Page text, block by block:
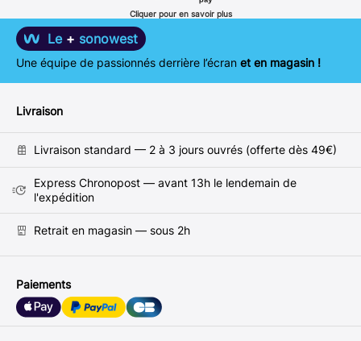
Cliquer pour en savoir plus
Le + sonowest
Une équipe de passionnés derrière l’écran et en magasin !
Livraison
Livraison standard — 2 à 3 jours ouvrés (offerte dès 49€)
Express Chronopost — avant 13h le lendemain de
l'expédition
Retrait en magasin — sous 2h
Paiements